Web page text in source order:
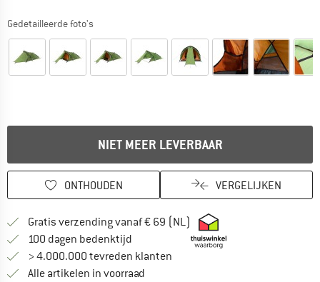
Gedetailleerde foto's
NIET MEER LEVERBAAR
ONTHOUDEN VERGELIJKEN
Gratis verzending vanaf € 69 (NL) Vind hier de
100 dagen bedenktijd Vind de betalingsinformatie hier!
> 4.000.000 tevreden klanten
Alle artikelen in voorraad